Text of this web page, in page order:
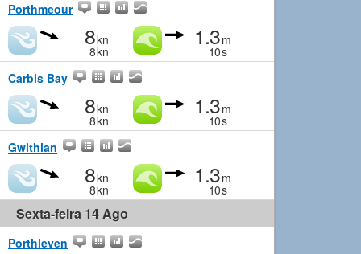
Porthmeour
8kn
8kn
1.3m
10s
Carbis Bay
8kn
8kn
1.3m
10s
Gwithian
8kn
8kn
1.3m
10s
Sexta-feira 14 Ago
Porthleven